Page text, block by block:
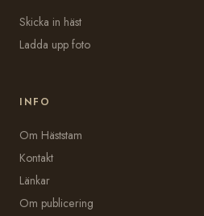
Skicka in häst
Ladda upp foto
INFO
Om Häststam
Kontakt
Länkar
Om publicering